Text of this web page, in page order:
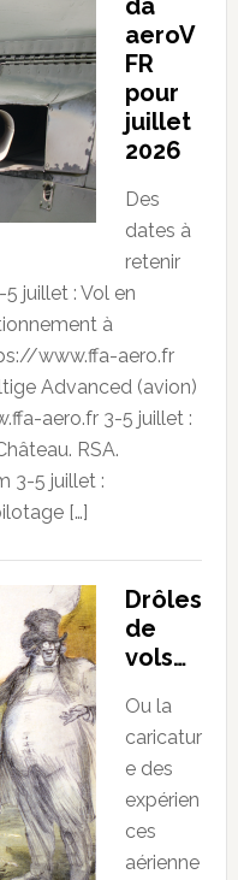
da
aeroV
FR
pour
juillet
2026
Des
dates à
retenir
juillet : Vol en
à
www.ffa-aero.fr
Advanced (avion)
aero.fr 3-5 juillet :
RSA.
3-5 juillet :
[…]
Drôles
de
vols…
Ou la
caricatur
e des
expérien
ces
aérienne